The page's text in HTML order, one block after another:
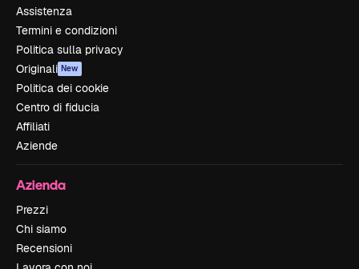
Assistenza
Termini e condizioni
Politica sulla privacy
Originali New
Politica dei cookie
Centro di fiducia
Affiliati
Aziende
Azienda
Prezzi
Chi siamo
Recensioni